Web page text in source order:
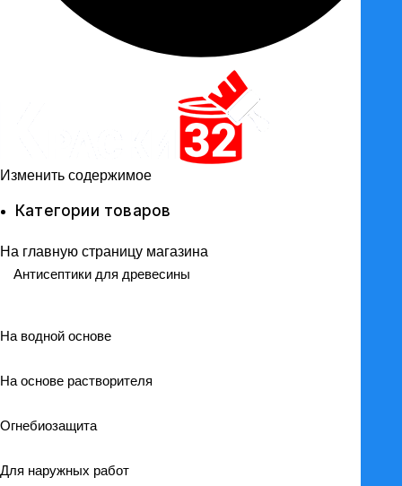
Изменить содержимое
Категории товаров
На главную страницу магазина
Антисептики для древесины
На водной основе
На основе растворителя
Огнебиозащита
Для наружных работ